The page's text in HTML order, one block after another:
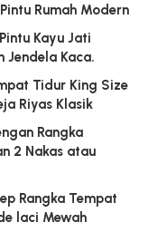
Rumah Modern
Kayu Jati
Jendela Kaca.
Tidur King Size
Riyas Klasik
Rangka
2 Nakas atau
Rangka Tempat
laci Mewah